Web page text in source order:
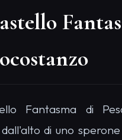
Fantasma di
di uno